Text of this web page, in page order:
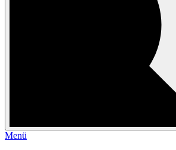
Menü